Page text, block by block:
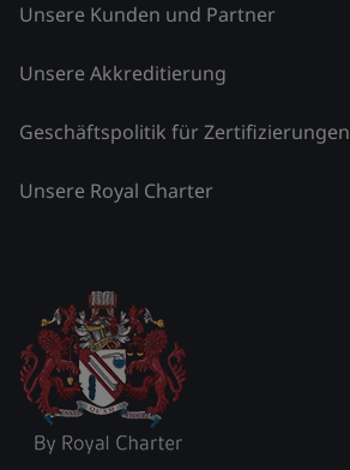
Unsere Kunden und Partner
Unsere Akkreditierung
Geschäftspolitik für Zertifizierungen
Unsere Royal Charter